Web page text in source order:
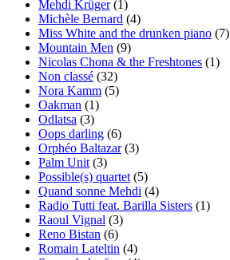
Mehdi Krüger(1)
Michèle Bernard (4)
Miss White and the drunken piano (7)
Mountain Men (9)
Nicolas Chona & the Freshtones (1)
Non classé (32)
Nora Kamm (5)
Oakman (1)
Odlatsa (3)
Oops darling (6)
Orphéo Baltazar(3)
Palm Unit (3)
Possible(s) quartet (5)
Quand sonne Mehdi (4)
Radio Tutti feat. Barilla Sisters (1)
Raoul Vignal (3)
Reno Bistan (6)
Romain Lateltin (4)